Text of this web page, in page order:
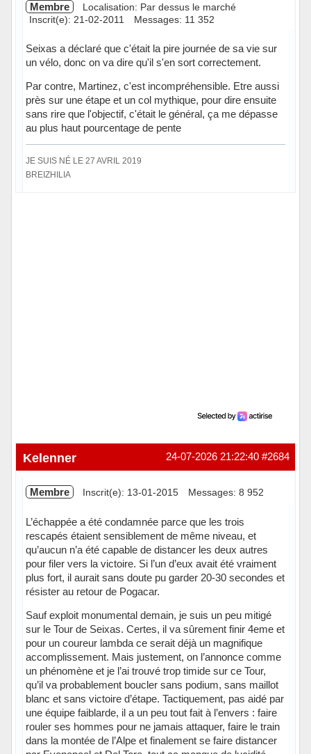
Membre
Localisation: Par dessus le marché
Inscrit(e): 21-02-2011
Messages: 11 352
Seixas a déclaré que c'était la pire journée de sa vie sur
un vélo, donc on va dire qu'il s'en sort correctement.
Par contre, Martinez, c'est incompréhensible. Etre aussi
près sur une étape et un col mythique, pour dire ensuite
sans rire que l'objectif, c'était le général, ça me dépasse
au plus haut pourcentage de pente
JE SUIS NÉ LE 27 AVRIL 2019
BREIZHILIA
#2684
24-07-2026 21:22:40
Kelenner
Membre Inscrit(e): 13-01-2015 Messages: 8 952
L’échappée a été condamnée parce que les trois
rescapés étaient sensiblement de même niveau, et
qu’aucun n’a été capable de distancer les deux autres
pour filer vers la victoire. Si l’un d’eux avait été vraiment
plus fort, il aurait sans doute pu garder 20-30 secondes et
résister au retour de Pogacar.
Sauf exploit monumental demain, je suis un peu mitigé
sur le Tour de Seixas. Certes, il va sûrement finir 4eme et
pour un coureur lambda ce serait déjà un magnifique
accomplissement. Mais justement, on l’annonce comme
un phénomène et je l’ai trouvé trop timide sur ce Tour,
qu’il va probablement boucler sans podium, sans maillot
blanc et sans victoire d’étape. Tactiquement, pas aidé par
une équipe faiblarde, il a un peu tout fait à l’envers : faire
rouler ses hommes pour ne jamais attaquer, faire le train
dans la montée de l’Alpe et finalement se faire distancer